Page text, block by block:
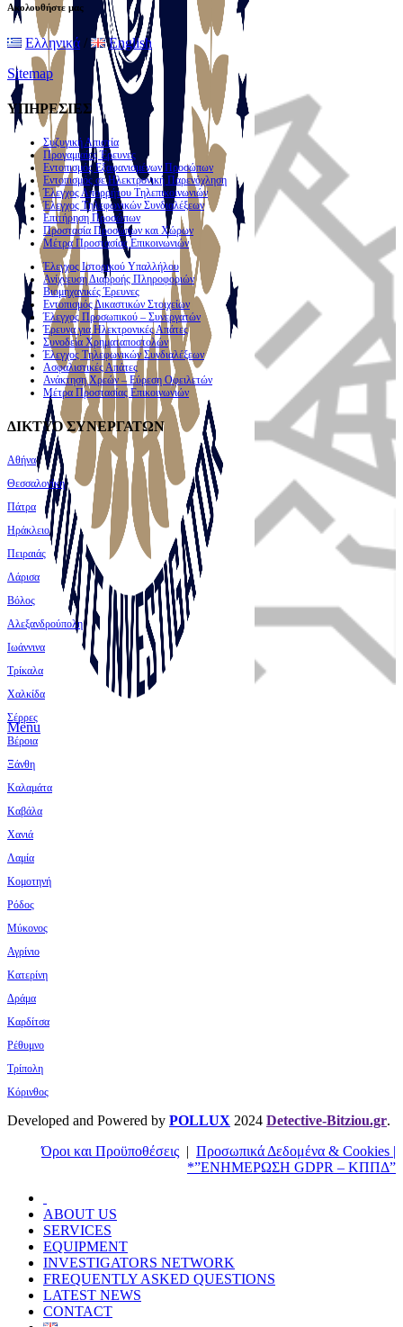
Menu
Ακολουθήστε μας
Ελληνικά /
English
Sitemap
ΥΠΗΡΕΣΙΕΣ
Συζυγική Απιστία
Προγαμιαίες Έρευνες
Εντοπισμός Εξαφανισμένων Προσώπων
Εντοπισμός σε Ηλεκτρονική Παρενόχληση
Έλεγχος Απορρήτου Τηλεπικοινωνιών
Έλεγχος Τηλεφωνικών Συνδιαλέξεων
Επιτήρηση Προσώπων
Προστασία Προσώπων και Χώρων
Μέτρα Προστασίας Επικοινωνιών
Έλεγχος Ιστορικού Υπαλλήλου
Ανίχνευση Διαρροής Πληροφοριών
Βιομηχανικές Έρευνες
Εντοπισμός Δικαστικών Στοιχείων
Έλεγχος Προσωπικού – Συνεργατών
Έρευνα για Ηλεκτρονικές Απάτες
Συνοδεία Χρηματαποστολών
Έλεγχος Τηλεφωνικών Συνδιαλέξεων
Ασφαλιστικές Απάτες
Ανάκτηση Χρεών – Εύρεση Οφειλετών
Μέτρα Προστασίας Επικοινωνιών
ΔΙΚΤΥΟ ΣΥΝΕΡΓΑΤΩΝ
Αθήνα
Θεσσαλονίκη
Πάτρα
Ηράκλειο
Πειραιάς
Λάρισα
Βόλος
Αλεξανδρούπολη
Ιωάννινα
Τρίκαλα
Χαλκίδα
Σέρρες
Βέροια
Ξάνθη
Καλαμάτα
Καβάλα
Χανιά
Λαμία
Κομοτηνή
Ρόδος
Μύκονος
Αγρίνιο
Κατερίνη
Δράμα
Καρδίτσα
Ρέθυμνο
Τρίπολη
Κόρινθος
Developed and Powered by POLLUX 2024 Detective-Bitziou.gr.
Όροι και Προϋποθέσεις | Προσωπικά Δεδομένα & Cookies |
*”ΕΝΗΜΕΡΩΣΗ GDPR – ΚΠΠΔ”
ABOUT US
SERVICES
EQUIPMENT
INVESTIGATORS NETWORK
FREQUENTLY ASKED QUESTIONS
LATEST NEWS
CONTACT